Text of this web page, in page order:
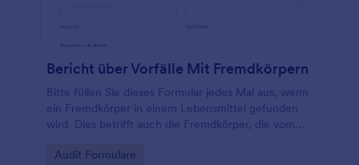
Bericht über Vorfälle Mit Fremdkörpern
Bitte füllen Sie dieses Formular jedes Mal aus, wenn
ein Fremdkörper in einem Lebensmittel gefunden
wird. Dies betrifft auch die Fremdkörper, die vom
wurden.
Go to Category:
Audit Formulare